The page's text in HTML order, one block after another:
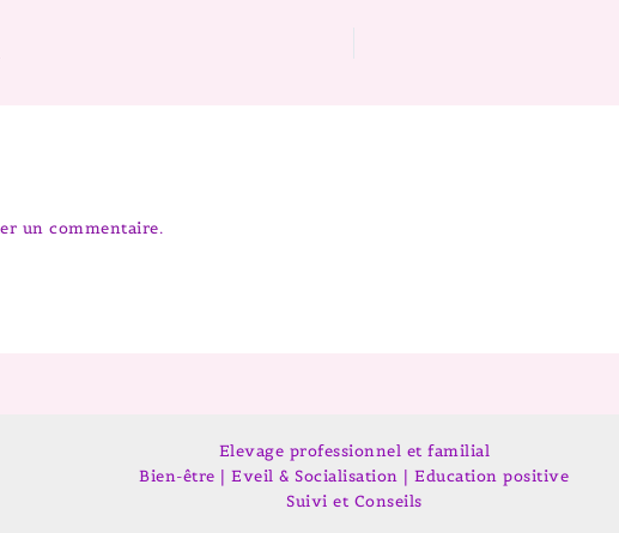
un commentaire.
Elevage professionnel et familial
Bien-être | Eveil & Socialisation | Education positive
Suivi et Conseils